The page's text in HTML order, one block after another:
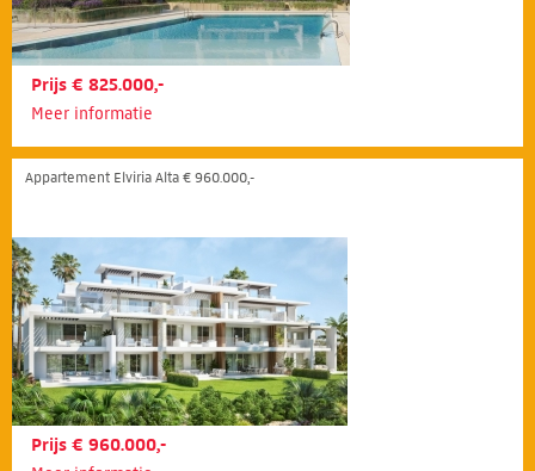
Prijs € 825.000,-
Meer informatie
Appartement Elviria Alta € 960.000,-
Prijs € 960.000,-